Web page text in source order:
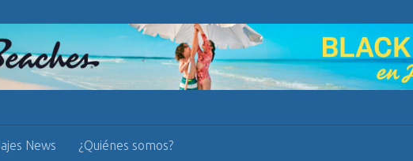
News ¿Quiénes somos?